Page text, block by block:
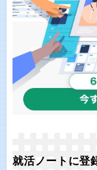
就活ノートに登